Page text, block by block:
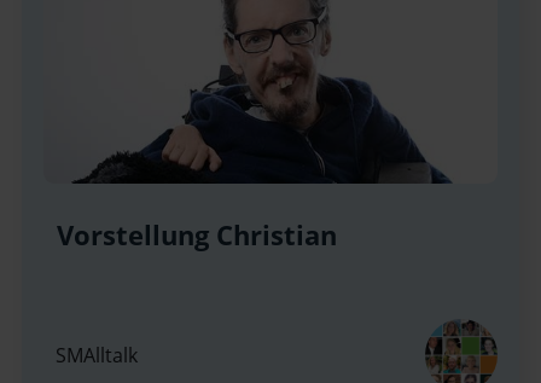
Vorstellung Christian
SMAlltalk